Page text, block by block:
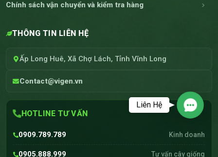
Chính sách vận chuyển và kiểm tra hàng
THÔNG TIN LIÊN HỆ
Ấp Long Huê, Xã Chợ Lách, Tỉnh Vĩnh Long
Contact@vigen.vn
HOTLINE TƯ VẤN
0909.789.789 Kinh doanh
0905.888.999 Tư vấn cây giống
Liên Hệ